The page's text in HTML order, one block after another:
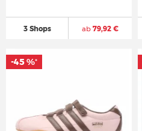
3 Shops ab79,92 €
-45 %*
-45 %*